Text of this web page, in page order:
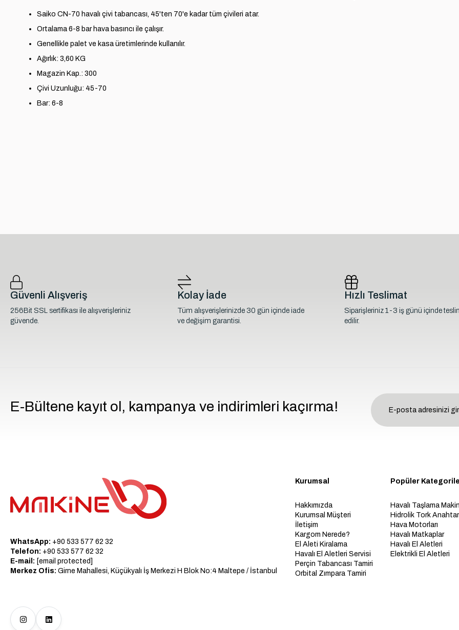
Saiko CN-70 havalı çivi tabancası, 45'ten 70'e kadar tüm çivileri atar.
Ortalama 6-8 bar hava basıncı ile çalışır.
Genellikle palet ve kasa üretimlerinde kullanılır.
Ağırlık: 3,60 KG
Magazin Kap.: 300
Çivi Uzunluğu: 45-70
Bar: 6-8
Güvenli Alışveriş
256Bit SSL sertifikası ile alışverişleriniz
güvende.
Kolay İade
Tüm alışverişlerinizde 30 gün içinde iade
ve değişim garantisi.
Hızlı Teslimat
Siparişleriniz 1-3 iş günü içinde
edilir.
E-Bültene kayıt ol, kampanya ve indirimleri kaçırma!
WhatsApp: +90 533 577 62 32
Telefon: +90 533 577 62 32
E-mail: [email protected]
Merkez Ofis: Girne Mahallesi, Küçükyalı İş Merkezi H Blok No:4 Maltepe / İstanbul
Kurumsal
Hakkımızda
Kurumsal Müşteri
İletişim
Kargom Nerede?
El Aleti Kiralama
Havalı El Aletleri Servisi
Perçin Tabancası Tamiri
Orbital Zımpara Tamiri
Popüler
Havalı Taşlama
Hidrolik Tork
Hava Motorları
Havalı Matkaplar
Havalı El Aletleri
Elektrikli El Aletleri